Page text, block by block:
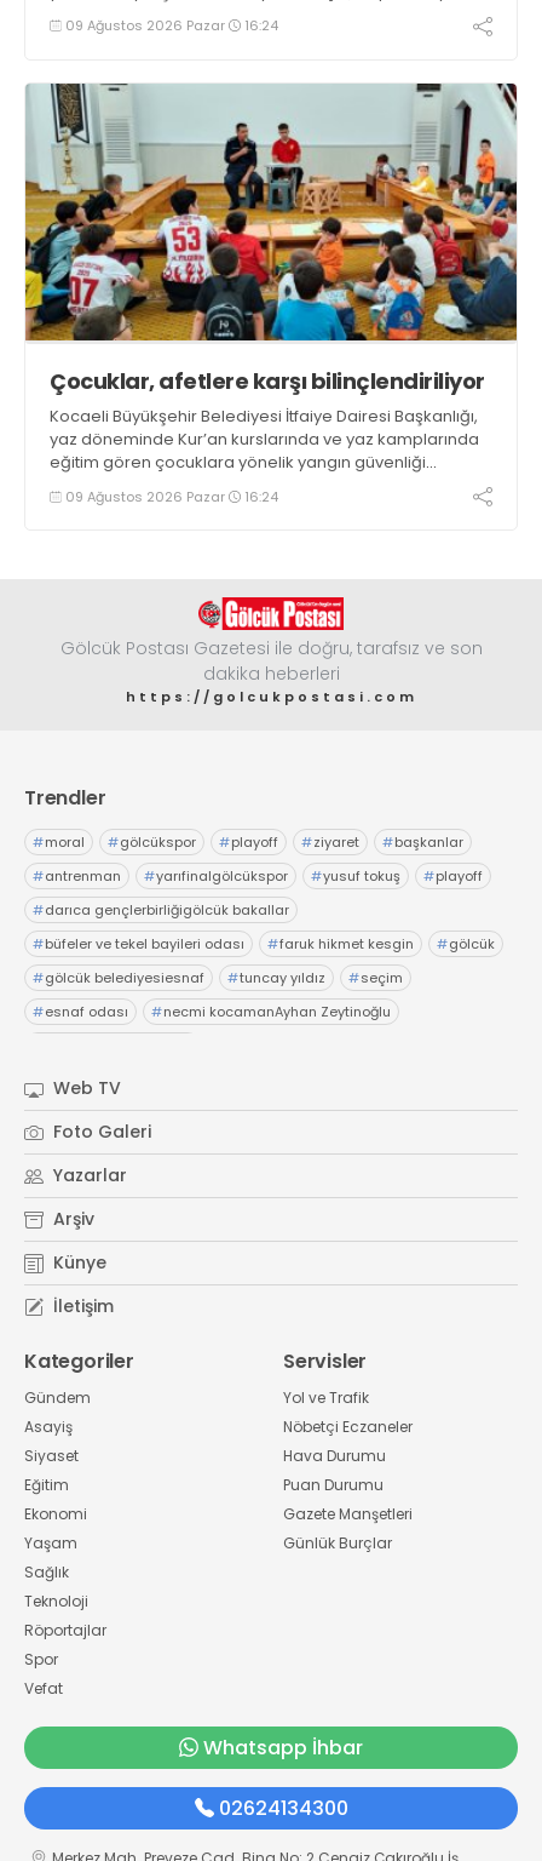
gidecekleri noktaya güvenli şekilde ulaştırıldı
09 Ağustos 2026 Pazar 16:24
Çocuklar, afetlere karşı bilinçlendiriliyor
Kocaeli Büyükşehir Belediyesi İtfaiye Dairesi Başkanlığı,
yaz döneminde Kur’an kurslarında ve yaz kamplarında
eğitim gören çocuklara yönelik yangın güvenliği
eğitimlerini sürdürüyor
09 Ağustos 2026 Pazar 16:24
Gölcük Postası Gazetesi ile doğru, tarafsız ve son
dakika heberleri
https://golcukpostasi.com
Trendler
#moral #gölcükspor #playoff #ziyaret #başkanlar
#antrenman #yarıfinalgölcükspor #yusuf tokuş #playoff
#darıca gençlerbirliğigölcük bakallar
#büfeler ve tekel bayileri odası #faruk hikmet kesgin #gölcük
#gölcük belediyesiesnaf #tuncay yıldız #seçim
#esnaf odası #necmi kocamanAyhan Zeytinoğlu
Web TV
Foto Galeri
Yazarlar
Arşiv
Künye
İletişim
Kategoriler
Gündem
Asayiş
Siyaset
Eğitim
Ekonomi
Yaşam
Sağlık
Teknoloji
Röportajlar
Spor
Vefat
Servisler
Yol ve Trafik
Nöbetçi Eczaneler
Hava Durumu
Puan Durumu
Gazete Manşetleri
Günlük Burçlar
Whatsapp İhbar
02624134300